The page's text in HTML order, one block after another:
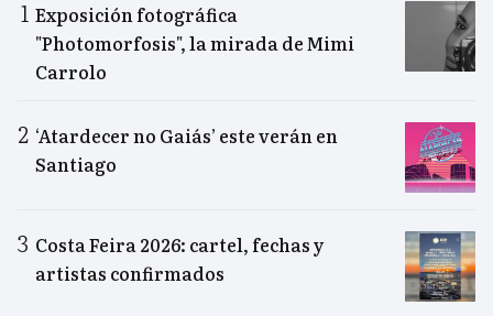
Exposición fotográfica
"Photomorfosis", la mirada de Mimi
Carrolo
‘Atardecer no Gaiás’ este verán en
Santiago
Costa Feira 2026: cartel, fechas y
artistas confirmados